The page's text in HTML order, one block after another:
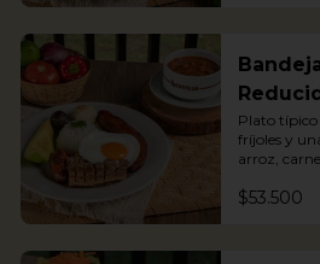
Plato
fríjoles y
arroz,
tajada de
y aguacate.
$53.500